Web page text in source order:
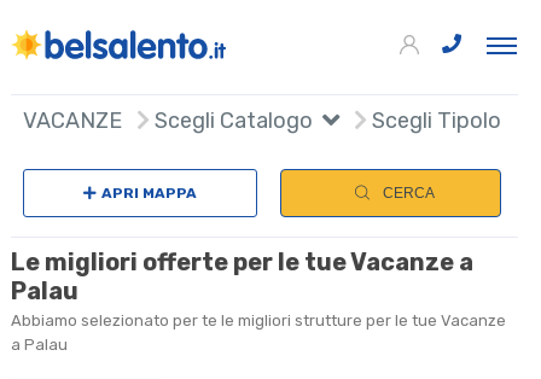
VACANZE Scegli Catalogo Scegli Tipologia
APRI MAPPA CERCA
Le migliori offerte per le tue Vacanze a
Palau
Abbiamo selezionato per te le migliori strutture per le tue Vacanze
a Palau
+